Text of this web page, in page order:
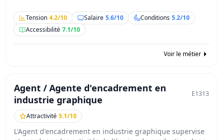
Tension 4.2/10 Salaire 5.6/10 Conditions 5.2/10
Accessibilité 7.1/10
Voir le métier
Agent / Agente d'encadrement en
industrie graphique
E1313
Attractivité 5.1/10
L'Agent d'encadrement en industrie graphique supervise